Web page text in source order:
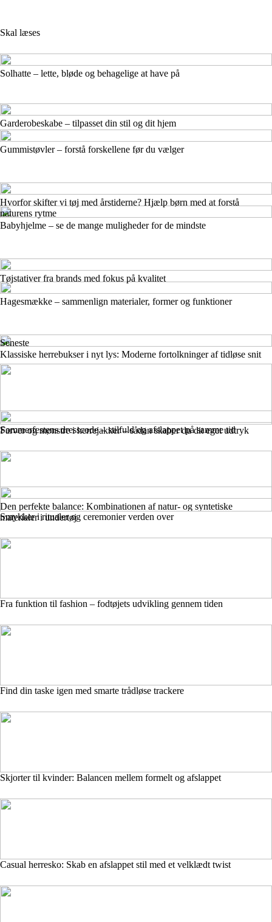
Skal læses
Solhatte – lette, bløde og behagelige at have på
Gummistøvler – forstå forskellene før du vælger
Babyhjelme – se de mange muligheder for de mindste
Hagesmække – sammenlign materialer, former og funktioner
Garderobeskabe – tilpasset din stil og dit hjem
Hvorfor skifter vi tøj med årstiderne? Hjælp børn med at forstå
naturens rytme
Tøjstativer fra brands med fokus på kvalitet
Klassiske herrebukser i nyt lys: Moderne fortolkninger af tidløse snit
Farver og mønstre i herrejakker – sådan skaber du dit eget udtryk
Den perfekte balance: Kombinationen af natur- og syntetiske
materialer i undertøj
Seneste
Sommerfestens dresscode – stilfuld og afslappet på samme tid
Smykker i ritualer og ceremonier verden over
Fra funktion til fashion – fodtøjets udvikling gennem tiden
Find din taske igen med smarte trådløse trackere
Skjorter til kvinder: Balancen mellem formelt og afslappet
Casual herresko: Skab en afslappet stil med et velklædt twist